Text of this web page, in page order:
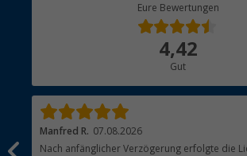
Eure Bewertungen
4,42
Gut
Manfred R. 07.08.2026
Nach anfänglicher Verzögerung erfolgte die